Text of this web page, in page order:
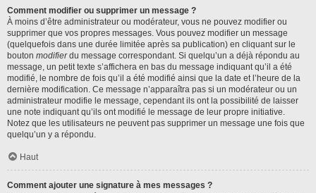
Comment modifier ou supprimer un message ?
À moins d’être administrateur ou modérateur, vous ne pouvez modifier ou
supprimer que vos propres messages. Vous pouvez modifier un message
(quelquefois dans une durée limitée après sa publication) en cliquant sur le
bouton modifierdu message correspondant. Si quelqu’un a déjà répondu au
message, un petit texte s’affichera en bas du message indiquant qu’il a été
modifié, le nombre de fois qu’il a été modifié ainsi que la date et l’heure de la
dernière modification. Ce message n’apparaîtra pas si un modérateur ou un
administrateur modifie le message, cependant ils ont la possibilité de laisser
une note indiquant qu’ils ont modifié le message de leur propre initiative.
Notez que les utilisateurs ne peuvent pas supprimer un message une fois que
quelqu’un y a répondu.
Haut
Comment ajouter une signature à mes messages ?